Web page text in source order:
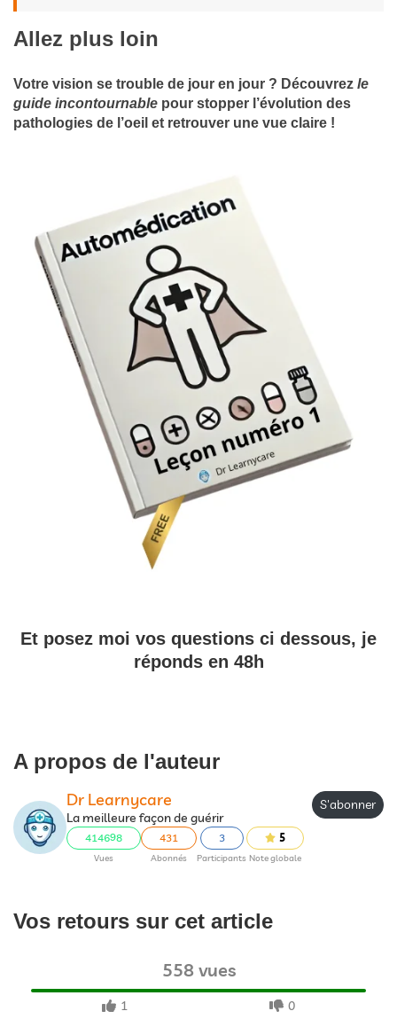
Allez plus loin
Votre vision se trouble de jour en jour ? Découvrez le
guide incontournable pour stopper l’évolution des
pathologies de l’oeil et retrouver une vue claire !
Et posez moi vos questions ci dessous, je
réponds en 48h
A propos de l'auteur
Dr Learnycare
La meilleure façon de guérir
414698
Vues
431
Abonnés
3
Participants
5
Note globale
S'abonner
Vos retours sur cet article
558 vues
1 0